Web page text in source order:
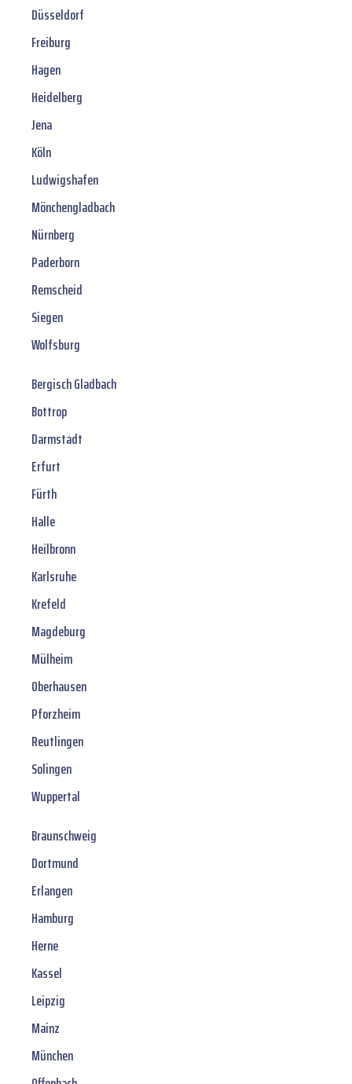
Düsseldorf
Freiburg
Hagen
Heidelberg
Jena
Köln
Ludwigshafen
Mönchengladbach
Nürnberg
Paderborn
Remscheid
Siegen
Wolfsburg
Bergisch Gladbach
Bottrop
Darmstadt
Erfurt
Fürth
Halle
Heilbronn
Karlsruhe
Krefeld
Magdeburg
Mülheim
Oberhausen
Pforzheim
Reutlingen
Solingen
Wuppertal
Braunschweig
Dortmund
Erlangen
Hamburg
Herne
Kassel
Leipzig
Mainz
München